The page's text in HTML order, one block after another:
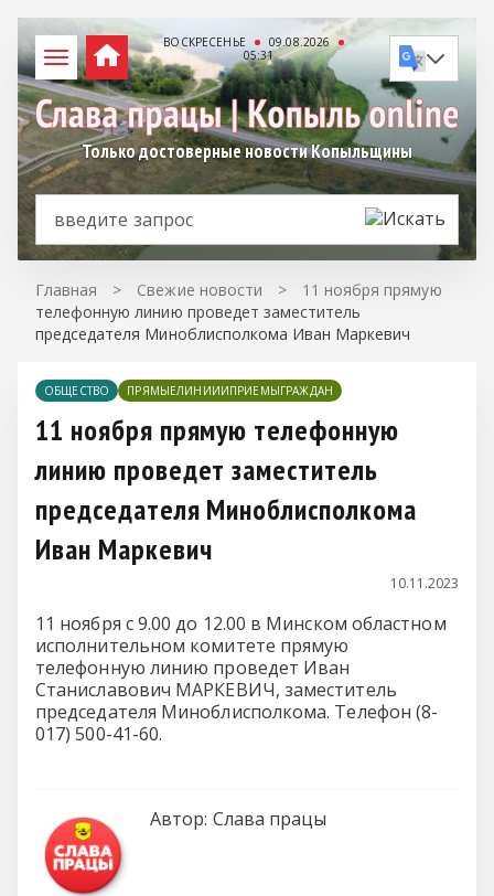
ВОСКРЕСЕНЬЕ
09.08.2026
05:31
Только достоверные новости Копыльщины
Главная > Свежие новости >
11 ноября прямую
телефонную линию проведет заместитель
председателя Миноблисполкома Иван Маркевич
ОБЩЕСТВО ПРЯМЫЕЛИНИИИПРИЕМЫГРАЖДАН
11 ноября прямую телефонную
линию проведет заместитель
председателя Миноблисполкома
Иван Маркевич
10.11.2023
11 ноября с 9.00 до 12.00 в Минском областном
исполнительном комитете прямую
телефонную линию проведет Иван
Станиславович МАРКЕВИЧ, заместитель
председателя Миноблисполкома. Телефон (8-
017) 500-41-60.
Автор: Слава працы